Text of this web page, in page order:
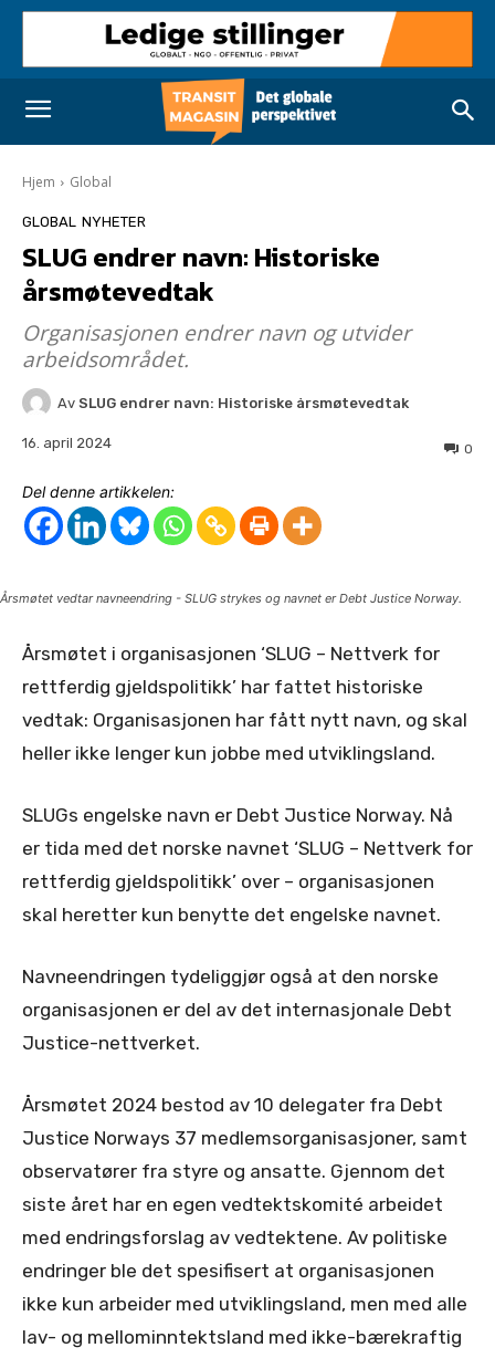
Hjem Global
GLOBAL NYHETER
SLUG endrer navn: Historiske
årsmøtevedtak
Organisasjonen endrer navn og utvider
arbeidsområdet.
Av SLUG endrer navn: Historiske årsmøtevedtak
16. april 2024 0
Del denne artikkelen:
Årsmøtet vedtar navneendring - SLUG strykes og navnet er Debt Justice Norway.
Årsmøtet i organisasjonen ‘SLUG – Nettverk for
rettferdig gjeldspolitikk’ har fattet historiske
vedtak: Organisasjonen har fått nytt navn, og skal
heller ikke lenger kun jobbe med utviklingsland.
SLUGs engelske navn er Debt Justice Norway. Nå
er tida med det norske navnet ‘SLUG – Nettverk for
rettferdig gjeldspolitikk’ over – organisasjonen
skal heretter kun benytte det engelske navnet.
Navneendringen tydeliggjør også at den norske
organisasjonen er del av det internasjonale Debt
Justice-nettverket.
Årsmøtet 2024 bestod av 10 delegater fra Debt
Justice Norways 37 medlemsorganisasjoner, samt
observatører fra styre og ansatte. Gjennom det
siste året har en egen vedtektskomité arbeidet
med endringsforslag av vedtektene. Av politiske
endringer ble det spesifisert at organisasjonen
ikke kun arbeider med utviklingsland, men med alle
lav- og mellominntektsland med ikke-bærekraftig